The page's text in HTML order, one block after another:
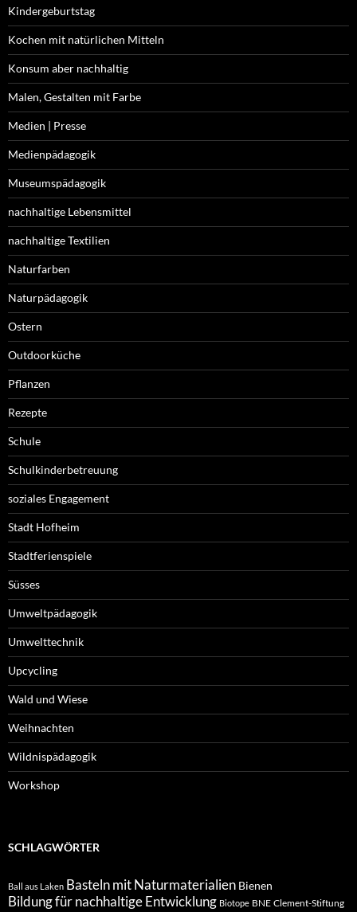
Kindergeburtstag
Kochen mit natürlichen Mitteln
Konsum aber nachhaltig
Malen, Gestalten mit Farbe
Medien | Presse
Medienpädagogik
Museumspädagogik
nachhaltige Lebensmittel
nachhaltige Textilien
Naturfarben
Naturpädagogik
Ostern
Outdoorküche
Pflanzen
Rezepte
Schule
Schulkinderbetreuung
soziales Engagement
Stadt Hofheim
Stadtferienspiele
Süsses
Umweltpädagogik
Umwelttechnik
Upcycling
Wald und Wiese
Weihnachten
Wildnispädagogik
Workshop
SCHLAGWÖRTER
Ball aus Laken Basteln mit Naturmaterialien Bienen
Bildung für nachhaltige Entwicklung Biotope BNE Clement-Stiftung